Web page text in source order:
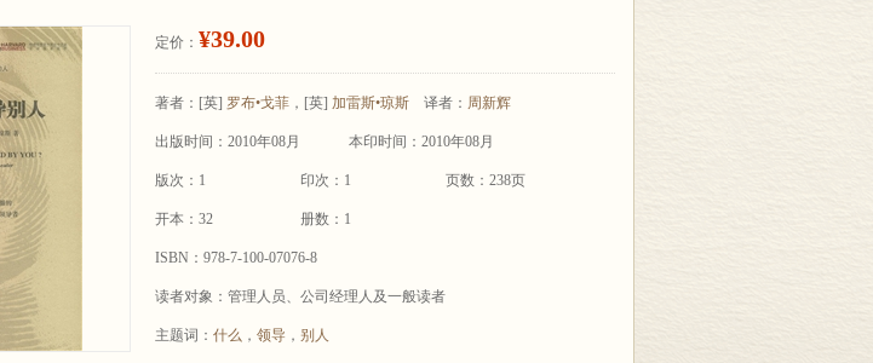
定价： ¥39.00
著者： [英] 罗布•戈菲 ，[英] 加雷斯•琼斯 译者： 周新辉
出版时间：2010年08月 本印时间：2010年08月
版次：1 印次：1 页数：238页
开本：32 册数：1
ISBN：978-7-100-07076-8
读者对象：管理人员、公司经理人及一般读者
主题词： 什么 ， 领导 ， 别人